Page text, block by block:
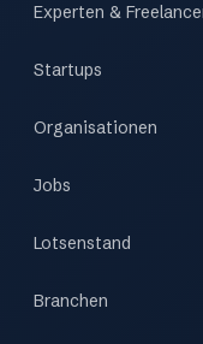
Experten &
Startups
Organisationen
Jobs
Lotsenstand
Branchen